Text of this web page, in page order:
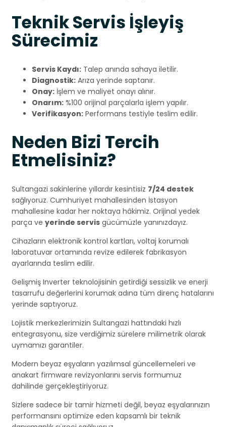
Teknik Servis İşleyiş
Sürecimiz
Servis Kaydı: Talep anında sahaya iletilir.
Diagnostik: Arıza yerinde saptanır.
Onay: İşlem ve maliyet onayı alınır.
Onarım: %100 orijinal parçalarla işlem yapılır.
Verifikasyon: Performans testiyle teslim edilir.
Neden Bizi Tercih
Etmelisiniz?
Sultangazi sakinlerine yıllardır kesintisiz 7/24 destek
sağlıyoruz. Cumhuriyet mahallesinden İstasyon
mahallesine kadar her noktaya hâkimiz. Orijinal yedek
parça ve yerinde servis gücümüzle yanınızdayız.
Cihazların elektronik kontrol kartları, voltaj korumalı
laboratuvar ortamında revize edilerek fabrikasyon
ayarlarında teslim edilir.
Gelişmiş Inverter teknolojisinin getirdiği sessizlik ve enerji
tasarrufu değerlerini korumak adına tüm direnç hatalarını
yerinde saptıyoruz.
Lojistik merkezlerimizin Sultangazi hattındaki hızlı
entegrasyonu, size verdiğimiz sürelere milimetrik olarak
uymamızı garantiler.
Modern beyaz eşyaların yazılımsal güncellemeleri ve
anakart firmware revizyonlarını servis formumuz
dahilinde gerçekleştiriyoruz.
Sizlere sadece bir tamir hizmeti değil, beyaz eşyalarınızın
performansını optimize eden kapsamlı bir teknik